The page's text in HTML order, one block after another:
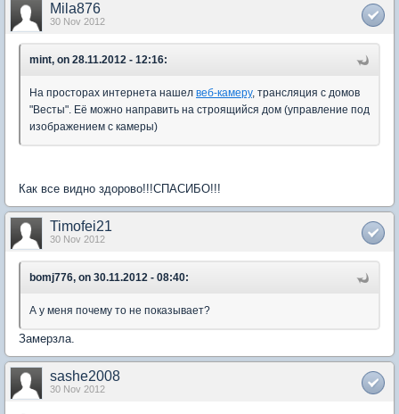
Mila876
30 Nov 2012
mint, on 28.11.2012 - 12:16:
На просторах интернета нашел веб-камеру, трансляция с домов
"Весты". Её можно направить на строящийся дом (управление под
изображением с камеры)
Как все видно здорово!!!СПАСИБО!!!
Timofei21
30 Nov 2012
bomj776, on 30.11.2012 - 08:40:
А у меня почему то не показывает?
Замерзла.
sashe2008
30 Nov 2012